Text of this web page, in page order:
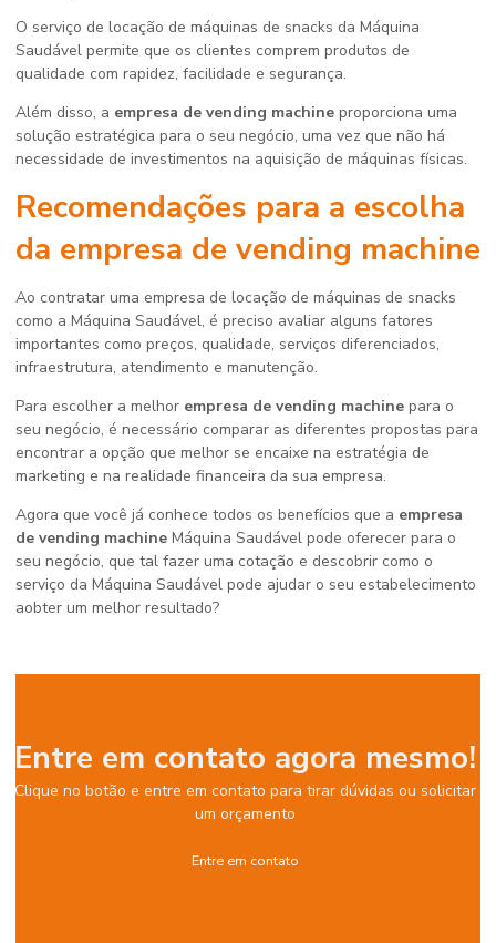
O serviço de locação de máquinas de snacks da Máquina
Saudável permite que os clientes comprem produtos de
qualidade com rapidez, facilidade e segurança.
Além disso, a empresa de vending machine proporciona uma
solução estratégica para o seu negócio, uma vez que não há
necessidade de investimentos na aquisição de máquinas físicas.
Recomendações para a escolha
da empresa de vending machine
Ao contratar uma empresa de locação de máquinas de snacks
como a Máquina Saudável, é preciso avaliar alguns fatores
importantes como preços, qualidade, serviços diferenciados,
infraestrutura, atendimento e manutenção.
Para escolher a melhor empresa de vending machine para o
seu negócio, é necessário comparar as diferentes propostas para
encontrar a opção que melhor se encaixe na estratégia de
marketing e na realidade financeira da sua empresa.
Agora que você já conhece todos os benefícios que a empresa
de vending machine Máquina Saudável pode oferecer para o
seu negócio, que tal fazer uma cotação e descobrir como o
serviço da Máquina Saudável pode ajudar o seu estabelecimento
aobter um melhor resultado?
Entre em contato agora mesmo!
Clique no botão e entre em contato para tirar dúvidas ou solicitar
um orçamento
Entre em contato